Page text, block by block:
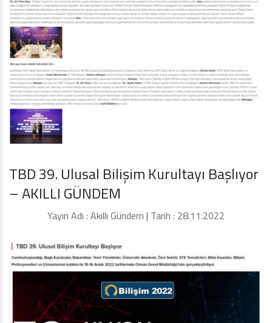
TBD 39. Ulusal Bilişim Kurultayı Başlıyor
– AKILLI GÜNDEM
Yayın Adı : Akıllı Gündem | Tarih : 28.11.2022